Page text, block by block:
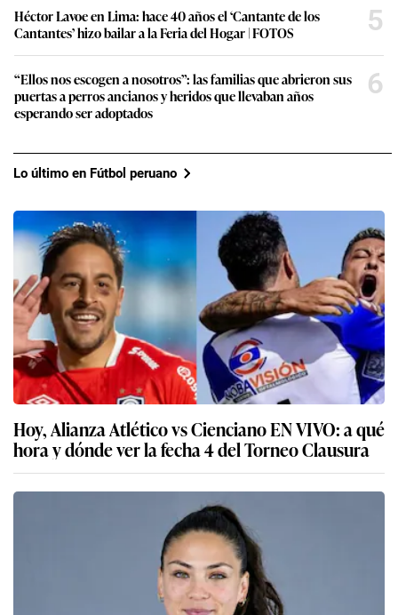
Héctor Lavoe en Lima: hace 40 años el ‘Cantante de los
Cantantes’ hizo bailar a la Feria del Hogar | FOTOS
5
“Ellos nos escogen a nosotros”: las familias que abrieron sus
puertas a perros ancianos y heridos que llevaban años
esperando ser adoptados
6
Lo último en Fútbol peruano
Hoy, Alianza Atlético vs Cienciano EN VIVO: a qué
hora y dónde ver la fecha 4 del Torneo Clausura